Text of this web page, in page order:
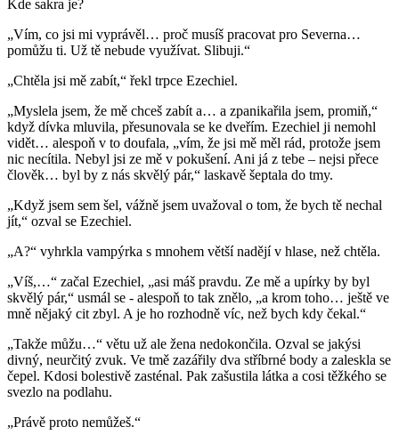
Kde sakra je?
„Vím, co jsi mi vyprávěl… proč musíš pracovat pro Severna…
pomůžu ti. Už tě nebude využívat. Slibuji.“
„Chtěla jsi mě zabít,“ řekl trpce Ezechiel.
„Myslela jsem, že mě chceš zabít a… a zpanikařila jsem, promiň,“
když dívka mluvila, přesunovala se ke dveřím. Ezechiel ji nemohl
vidět… alespoň v to doufala, „vím, že jsi mě měl rád, protože jsem
nic necítila. Nebyl jsi ze mě v pokušení. Ani já z tebe – nejsi přece
člověk… byl by z nás skvělý pár,“ laskavě šeptala do tmy.
„Když jsem sem šel, vážně jsem uvažoval o tom, že bych tě nechal
jít,“ ozval se Ezechiel.
„A?“ vyhrkla vampýrka s mnohem větší nadějí v hlase, než chtěla.
„Víš,…“ začal Ezechiel, „asi máš pravdu. Ze mě a upírky by byl
skvělý pár,“ usmál se - alespoň to tak znělo, „a krom toho… ještě ve
mně nějaký cit zbyl. A je ho rozhodně víc, než bych kdy čekal.“
„Takže můžu…“ větu už ale žena nedokončila. Ozval se jakýsi
divný, neurčitý zvuk. Ve tmě zazářily dva stříbrné body a zaleskla se
čepel. Kdosi bolestivě zasténal. Pak zašustila látka a cosi těžkého se
svezlo na podlahu.
„Právě proto nemůžeš.“